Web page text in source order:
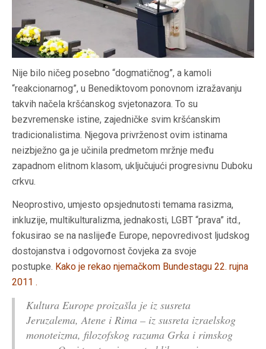
Nije bilo ničeg posebno “dogmatičnog”, a kamoli
“reakcionarnog”, u Benediktovom ponovnom izražavanju
takvih načela kršćanskog svjetonazora. To su
bezvremenske istine, zajedničke svim kršćanskim
tradicionalistima. Njegova privrženost ovim istinama
neizbježno ga je učinila predmetom mržnje među
zapadnom elitnom klasom, uključujući progresivnu Duboku
crkvu.
Neoprostivo, umjesto opsjednutosti temama rasizma,
inkluzije, multikulturalizma, jednakosti, LGBT “prava” itd.,
fokusirao se na naslijeđe Europe, nepovredivost ljudskog
dostojanstva i odgovornost čovjeka za svoje
postupke. Kako je rekao njemačkom Bundestagu 22. rujna
2011 .
Kultura Europe proizašla je iz susreta
Jeruzalema, Atene i Rima – iz susreta izraelskog
monoteizma, filozofskog razuma Grka i rimskog